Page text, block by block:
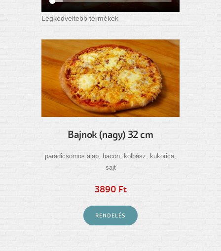
Legkedveltebb termékek
Bajnok (nagy) 32 cm
paradicsomos alap, bacon, kolbász, kukorica,
sajt
3890 Ft
RENDELÉS